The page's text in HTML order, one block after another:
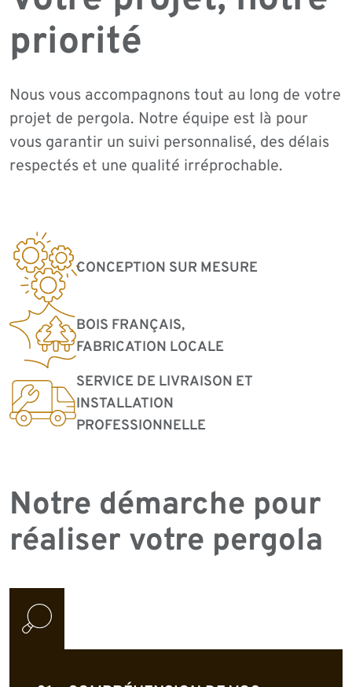
priorité
Nous vous accompagnons tout au long de votre
projet de pergola. Notre équipe est là pour
vous garantir un suivi personnalisé, des délais
respectés et une qualité irréprochable.
CONCEPTION SUR MESURE
BOIS FRANÇAIS,
FABRICATION LOCALE
SERVICE DE LIVRAISON ET
INSTALLATION
PROFESSIONNELLE
Notre démarche pour
réaliser votre pergola